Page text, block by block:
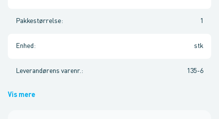
Pakkestørrelse: 1
Enhed : stk
Leverandørens varenr. : 135-6
Vis mere